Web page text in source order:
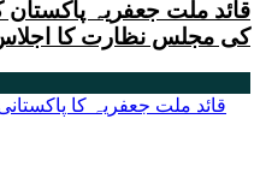
قائد ملت جعفریہ
کی مجلس نظارت کا